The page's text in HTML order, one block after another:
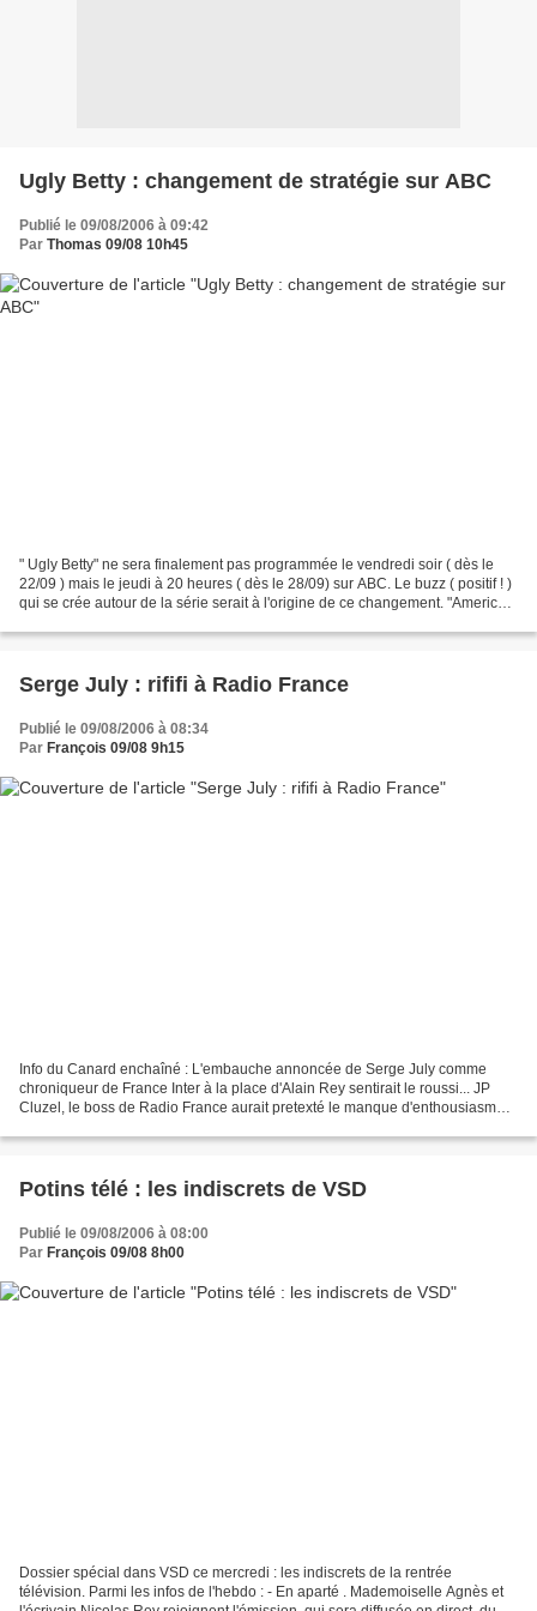
Ugly Betty : changement de stratégie sur ABC
Publié le 09/08/2006 à 09:42
Par Thomas 09/08 10h45
" Ugly Betty" ne sera finalement pas programmée le vendredi soir ( dès le
22/09 ) mais le jeudi à 20 heures ( dès le 28/09) sur ABC. Le buzz ( positif ! )
qui se crée autour de la série serait à l'origine de ce changement. "America's
Serge July : rififi à Radio France
Publié le 09/08/2006 à 08:34
Par François 09/08 9h15
Info du Canard enchaîné : L'embauche annoncée de Serge July comme
chroniqueur de France Inter à la place d'Alain Rey sentirait le roussi... JP
Cluzel, le boss de Radio France aurait pretexté le manque d'enthousiasme
Potins télé : les indiscrets de VSD
Publié le 09/08/2006 à 08:00
Par François 09/08 8h00
Dossier spécial dans VSD ce mercredi : les indiscrets de la rentrée
télévision. Parmi les infos de l'hebdo : - En aparté . Mademoiselle Agnès et